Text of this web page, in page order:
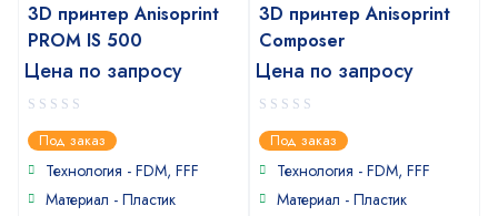
3D принтер Anisoprint
PROM IS 500
Цена по запросу
0
out
of
Под заказ
Технология - FDM, FFF
Материал - Пластик
3D принтер Anisoprint
Сomposer
Цена по запросу
0
out
of
Под заказ
Технология - FDM, FFF
Материал - Пластик